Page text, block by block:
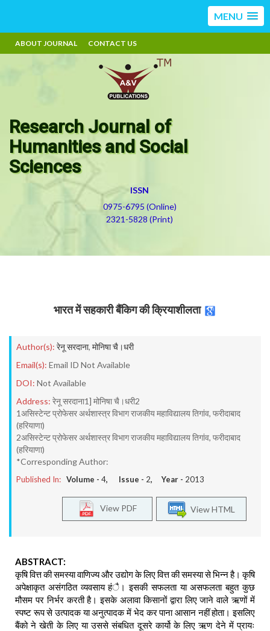
MENU
ABOUT JOURNAL CONTACT US
Research Journal of
Humanities and Social
Sciences
ISSN
0975-6795 (Online)
2321-5828 (Print)
भारत में सहकारी बैंकिग की क्रियाशीलता
Author(s): रेनू सरदाना, मोनिषा चै।धरी
Email(s): Email ID Not Available
DOI: Not Available
Address: रेनू सरदाना1] मोनिषा चै।धरी2
1असिस्टेन्ट प्रोफेसर अर्थशास्त्र विभाग राजकीय महाविद्यालय तिगांव, फरीदाबाद
(हरियाणा)
2असिस्टेन्ट प्रोफेसर अर्थशास्त्र विभाग राजकीय महाविद्यालय तिगांव, फरीदाबाद
(हरियाणा)
*Corresponding Author:
Published In: Volume - 4, Issue - 2, Year - 2013
View HTML
View PDF
ABSTRACT:
कृषि वित्त की समस्या वाणिज्य और उद्योग के लिए वित्त की समस्या से भिन्न है। कृषि
अपेक्षाकृत असंगठित व्यवसाय हंै। इसकी सफलता या असफलता बहुत कुछ
मौसम पर निर्भर करती है। इसके अलावा किसानों द्वारा लिए जाने वाले ऋणों में
स्पष्ट रूप से उत्पादक या अनुत्पादक में भेद कर पाना आसान नहीं होता। इसलिए
बैंको ने खेती के लिए या उससे संबधित दूसरे कार्यो के लिए ऋण देने में प्रायः